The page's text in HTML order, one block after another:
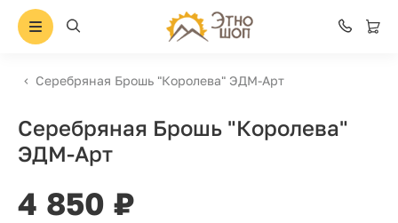
Серебряная Брошь "Королева" ЭДМ-Арт
Серебряная Брошь "Королева"
ЭДМ-Арт
4 850 ₽